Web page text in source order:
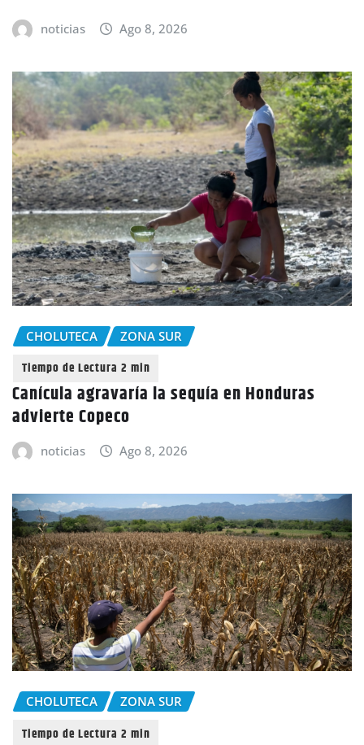
noticias Ago 8, 2026
CHOLUTECA ZONA SUR
Canícula agravaría la sequía en Honduras
advierte Copeco
noticias Ago 8, 2026
CHOLUTECA ZONA SUR